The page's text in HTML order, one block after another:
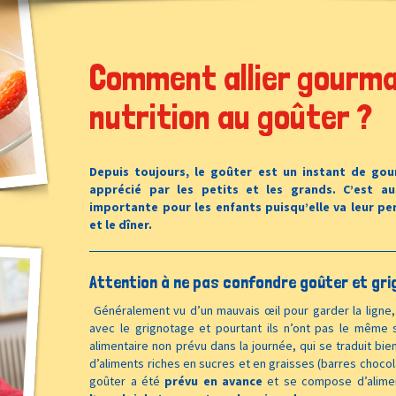
Comment allier
nutrition au goûter ?
Depuis toujours, le goûter est un instant de
apprécié par les petits et les grands. C’est
importante pour les enfants puisqu’elle va leur
et le dîner.
Attention à ne pas confondre goûter et
Généralement vu d’un mauvais œil pour garder la
avec le grignotage et pourtant ils n’ont pas le même
alimentaire non prévu dans la journée, qui se traduit
d’aliments riches en sucres et en graisses (barres
goûter a été prévu en avance et se compose